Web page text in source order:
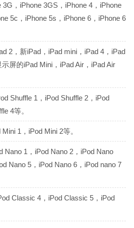
3G，iPhone 3GS，iPhone 4，iPhone
5c，iPhone 5s，iPhone 6，iPhone 6
2，新iPad，iPad mini，iPad 4，iPad
屏的iPad Mini，iPad Air，iPad Air
Shuffle 1，iPod Shuffle 2，iPod
4等。
1，iPod Mini 2等。
Nano 1，iPod Nano 2，iPod Nano
Nano 5，iPod Nano 6，iPod nano 7
Classic 4，iPod Classic 5，iPod